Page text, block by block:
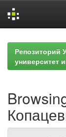
navigationРепозиторий
университет